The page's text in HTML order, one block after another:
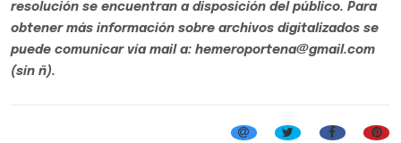
resolución se encuentran a disposición del público. Para
obtener más información sobre archivos digitalizados se
puede comunicar vía mail a: hemeroportena@gmail.com
(sin ñ).